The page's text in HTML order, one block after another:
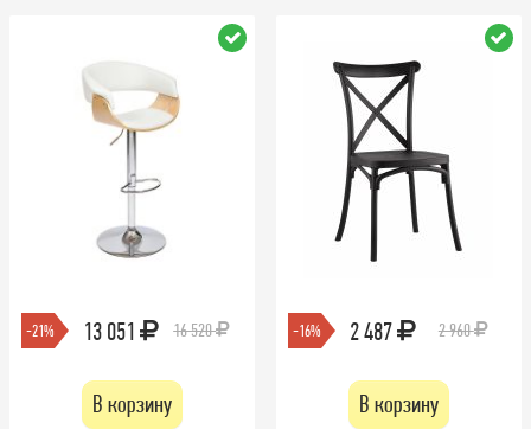
-21% 13 051 16 520
В корзину
-16% 2 487 2 960
В корзину